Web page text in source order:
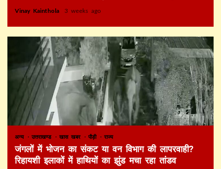
Vinay Kainthola 3 weeks ago
अन्य उत्तराखण्ड खास खबर पौड़ी राज्य
जंगलों में भोजन का संकट या वन विभाग की लापरवाही?
रिहायशी इलाकों में हाथियों का झुंड मचा रहा तांडव